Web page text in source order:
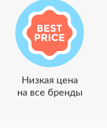
Низкая цена
на все бренды